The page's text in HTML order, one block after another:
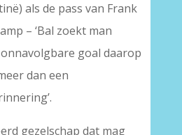
als de pass van Frank
– ‘Bal zoekt man
onnavolgbare goal daarop
dan een
gezelschap dat mag